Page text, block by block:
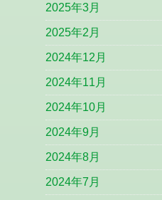
2025年3月
2025年2月
2024年12月
2024年11月
2024年10月
2024年9月
2024年8月
2024年7月